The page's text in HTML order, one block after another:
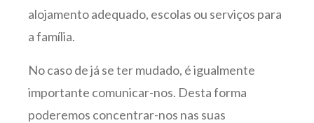
alojamento adequado, escolas ou serviços para
a família.
No caso de já se ter mudado, é igualmente
importante comunicar-nos. Desta forma
poderemos concentrar-nos nas suas